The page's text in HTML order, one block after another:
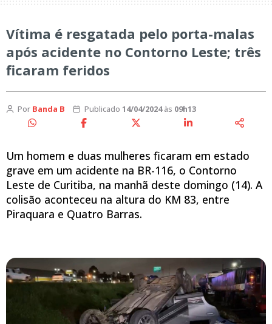
Vítima é resgatada pelo porta-malas
após acidente no Contorno Leste; três
ficaram feridos
Por Banda B Publicado 14/04/2024às 09h13
Um homem e duas mulheres ficaram em estado
grave em um acidente na BR-116, o Contorno
Leste de Curitiba, na manhã deste domingo (14). A
colisão aconteceu na altura do KM 83, entre
Piraquara e Quatro Barras.